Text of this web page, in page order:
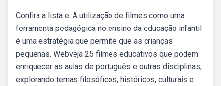
Confira a lista e. A utilização de filmes como uma
ferramenta pedagógica no ensino da educação infantil
é uma estratégia que permite que as crianças
pequenas. Webveja 25 filmes educativos que podem
enriquecer as aulas de português e outras disciplinas,
explorando temas filosóficos, históricos, culturais e